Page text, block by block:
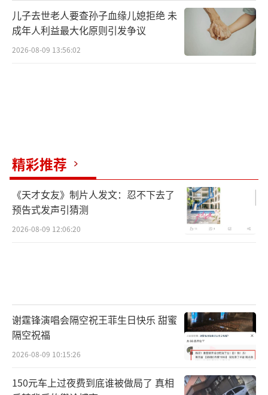
儿子去世老人要查孙子血缘儿媳拒绝 未
成年人利益最大化原则引发争议
2026-08-09 13:56:02
精彩推荐
《天才女友》制片人发文：忍不下去了
预告式发声引猜测
2026-08-09 12:06:20
谢霆锋演唱会隔空祝王菲生日快乐 甜蜜
隔空祝福
2026-08-09 10:15:26
150元车上过夜费到底谁被做局了 真相